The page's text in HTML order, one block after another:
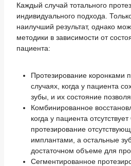
Каждый случай тотального
индивидуального подхода.
наилучший результат, однако
методики в зависимости от
пациента:
Протезирование коронками
случаях, когда у пациента
зубы, и их состояние
Комбинированное
когда у пациента
протезирование
имплантами, а остальные
достаточном объеме для
Сегментированное